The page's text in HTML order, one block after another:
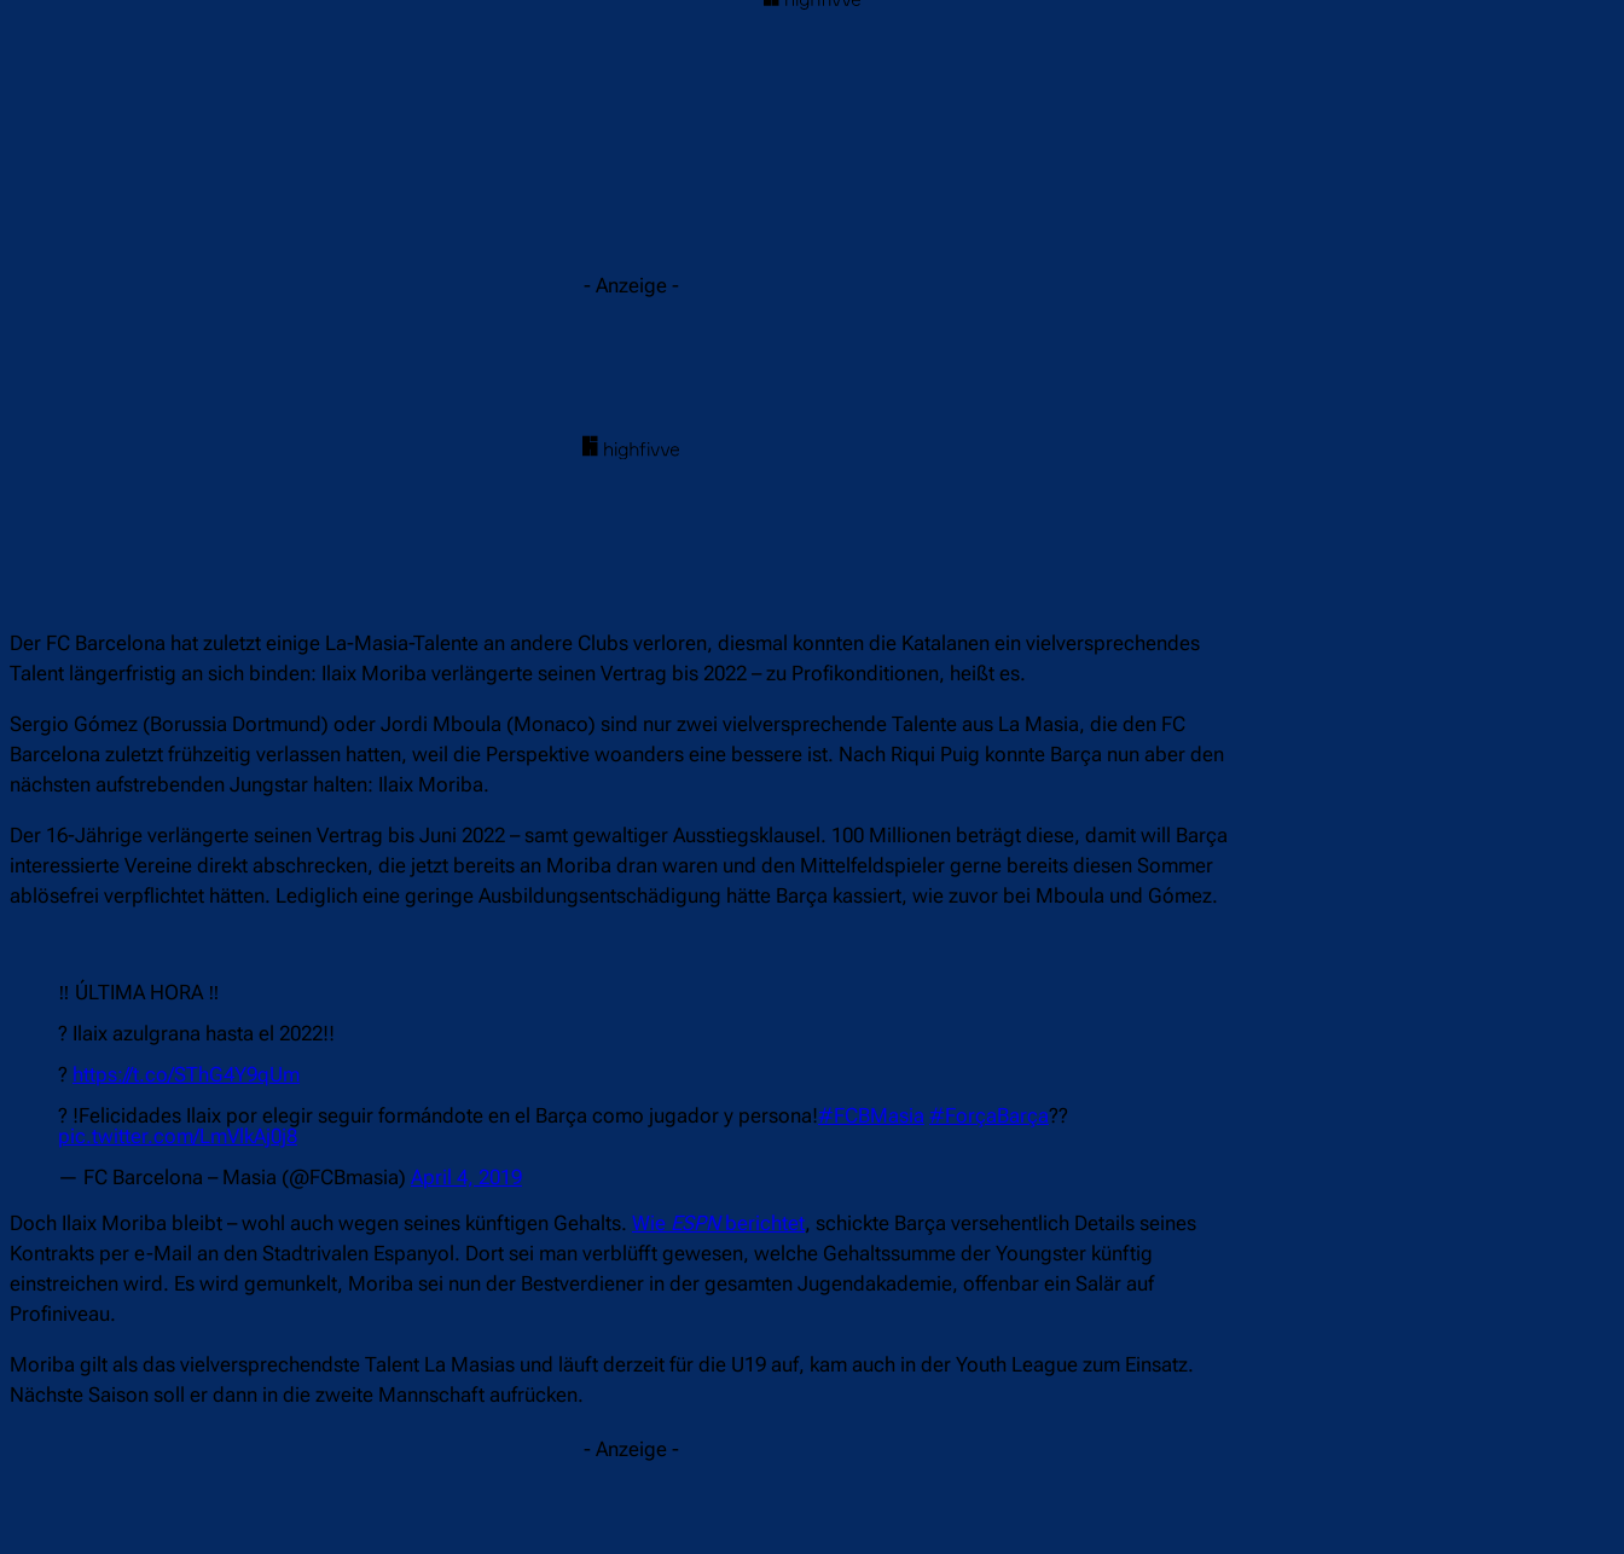
- Anzeige -
Der FC Barcelona hat zuletzt einige La-Masia-Talente an andere Clubs verloren, diesmal konnten die Katalanen ein vielversprechendes
Talent längerfristig an sich binden: Ilaix Moriba verlängerte seinen Vertrag bis 2022 – zu Profikonditionen, heißt es.
Sergio Gómez (Borussia Dortmund) oder Jordi Mboula (Monaco) sind nur zwei vielversprechende Talente aus La Masia, die den FC
Barcelona zuletzt frühzeitig verlassen hatten, weil die Perspektive woanders eine bessere ist. Nach Riqui Puig konnte Barça nun aber den
nächsten aufstrebenden Jungstar halten: Ilaix Moriba.
Der 16-Jährige verlängerte seinen Vertrag bis Juni 2022 – samt gewaltiger Ausstiegsklausel. 100 Millionen beträgt diese, damit will Barça
interessierte Vereine direkt abschrecken, die jetzt bereits an Moriba dran waren und den Mittelfeldspieler gerne bereits diesen Sommer
ablösefrei verpflichtet hätten. Lediglich eine geringe Ausbildungsentschädigung hätte Barça kassiert, wie zuvor bei Mboula und Gómez.
‼️ ÚLTIMA HORA ‼️
? Ilaix azulgrana hasta el 2022!!
? https://t.co/SThG4Y9qUm
? !Felicidades Ilaix por elegir seguir formándote en el Barça como jugador y persona!#FCBMasia #ForçaBarça??
pic.twitter.com/LmVlkAj0j8
— FC Barcelona – Masia (@FCBmasia) April 4, 2019
Doch Ilaix Moriba bleibt – wohl auch wegen seines künftigen Gehalts. Wie ESPNberichtet, schickte Barça versehentlich Details seines
Kontrakts per e-Mail an den Stadtrivalen Espanyol. Dort sei man verblüfft gewesen, welche Gehaltssumme der Youngster künftig
einstreichen wird. Es wird gemunkelt, Moriba sei nun der Bestverdiener in der gesamten Jugendakademie, offenbar ein Salär auf
Profiniveau.
Moriba gilt als das vielversprechendste Talent La Masias und läuft derzeit für die U19 auf, kam auch in der Youth League zum Einsatz.
Nächste Saison soll er dann in die zweite Mannschaft aufrücken.
- Anzeige -